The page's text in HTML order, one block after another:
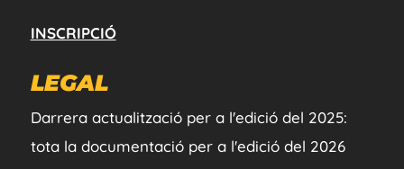
INSCRIPCIÓ
LEGAL
Darrera actualització per a l'edició del 2025:
tota la documentació per a l'edició del 2026